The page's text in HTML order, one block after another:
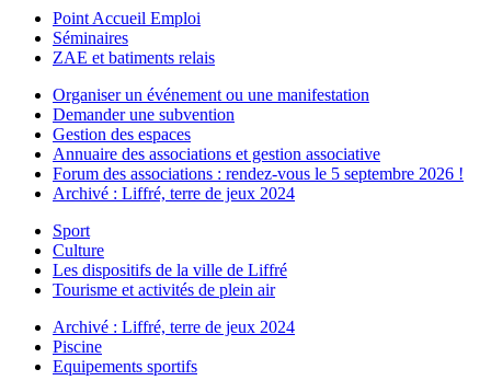
Point Accueil Emploi
Séminaires
ZAE et batiments relais
Organiser un événement ou une manifestation
Demander une subvention
Gestion des espaces
Annuaire des associations et gestion associative
Forum des associations : rendez-vous le 5 septembre 2026 !
Archivé : Liffré, terre de jeux 2024
Sport
Culture
Les dispositifs de la ville de Liffré
Tourisme et activités de plein air
Archivé : Liffré, terre de jeux 2024
Piscine
Equipements sportifs